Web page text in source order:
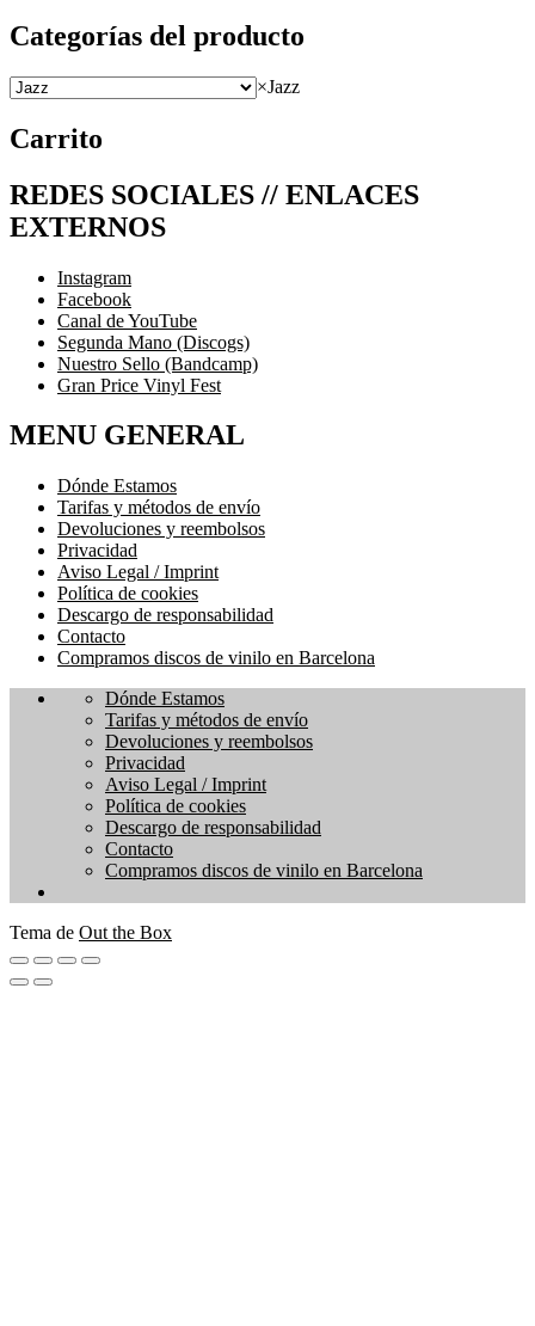
Categorías del producto
×Jazz
Carrito
REDES SOCIALES // ENLACES
EXTERNOS
Instagram
Facebook
Canal de YouTube
Segunda Mano (Discogs)
Nuestro Sello (Bandcamp)
Gran Price Vinyl Fest
MENU GENERAL
Dónde Estamos
Tarifas y métodos de envío
Devoluciones y reembolsos
Privacidad
Aviso Legal / Imprint
Política de cookies
Descargo de responsabilidad
Contacto
Compramos discos de vinilo en Barcelona
Dónde Estamos
Tarifas y métodos de envío
Devoluciones y reembolsos
Privacidad
Aviso Legal / Imprint
Política de cookies
Descargo de responsabilidad
Contacto
Compramos discos de vinilo en Barcelona
Tema de Out the Box